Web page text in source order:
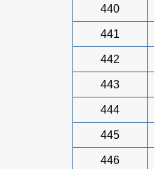
440
441
442
443
444
445
446